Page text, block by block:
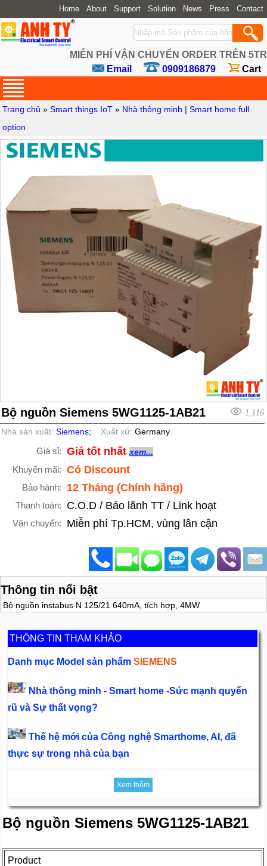
Home About Support Solution News Press Contact
MIỄN PHÍ VẬN CHUYỂN ORDER TRÊN 5TR
Email
0909186879 Cart
Trang chủ »Smart things IoT » Nhà thông minh | Smart home full
option
Bộ nguồn Siemens 5WG1125-1AB21 1,116
Nhà sản xuất:Siemens; Xuất xứ:Germany
Giá sỉ: Giá tốt nhất xem...
Khuyến mãi: Có Discount
Bảo hành: 12 Tháng (Chính hãng)
Thanh toán: C.O.D / Bảo lãnh TT / Link hoạt
Vận chuyển: Miễn phí Tp.HCM, vùng lân cận
Thông tin nổi bật
Bộ nguồn instabus N 125/21 640mA, tích hợp, 4MW
THÔNG TIN THAM KHẢO
Danh mục Model sản phẩmSIEMENS
Nhà thông minh - Smart home -Sức mạnh quyến
rũ và Sự thất vọng?
Thế hệ mới của Công nghệ Smarthome, AI, đã
thực sự trong nhà của bạn
Xem thêm
Bộ nguồn Siemens 5WG1125-1AB21
Product